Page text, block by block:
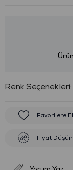
:
Favorilere
Fiyat